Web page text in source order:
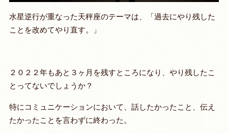
水星逆行が重なった天秤座のテーマは、「過去にやり残した
ことを改めてやり直す。
」
２０２２年もあと３ヶ月を残すところになり、やり残したこ
とってないでしょうか？
特にコミュニケーションにおいて、話したかったこと、伝え
たかったことを言わずに終わった。